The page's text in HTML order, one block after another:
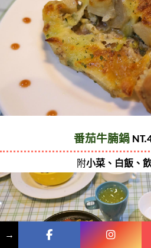
番茄牛腩鍋
附小菜、白飯、
→